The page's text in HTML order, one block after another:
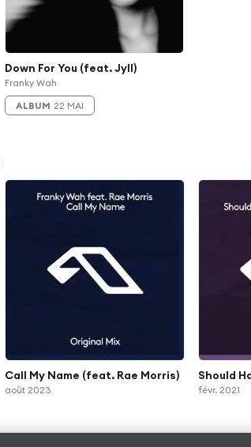
Down For You (feat. Jyll)
Franky Wah
ALBUM 22 MAI
Call My Name (feat. Rae Morris)
août 2023
Should
févr. 2021